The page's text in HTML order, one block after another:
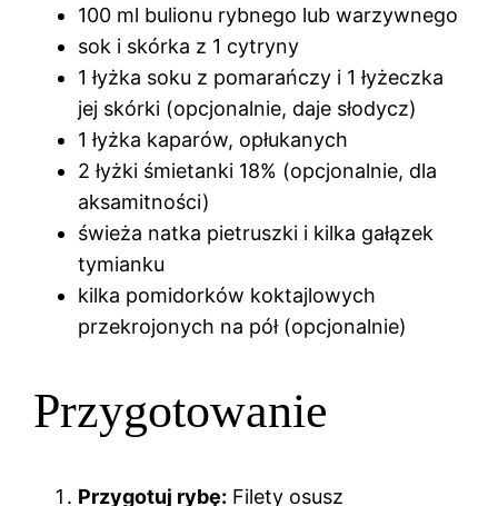
100 ml bulionu rybnego lub warzywnego
sok i skórka z 1 cytryny
1 łyżka soku z pomarańczy i 1 łyżeczka
jej skórki (opcjonalnie, daje słodycz)
1 łyżka kaparów, opłukanych
2 łyżki śmietanki 18% (opcjonalnie, dla
aksamitności)
świeża natka pietruszki i kilka gałązek
tymianku
kilka pomidorków koktajlowych
przekrojonych na pół (opcjonalnie)
Przygotowanie
Przygotuj rybę: Filety osusz